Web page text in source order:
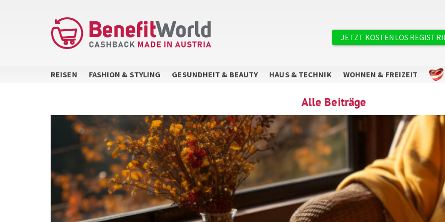
Benutzermenü
JETZT KOSTENLOS
REISEN FASHION & STYLING GESUNDHEIT & BEAUTY HAUS & TECHNIK WOHNEN & FREIZEIT
Alle Beiträge
Sie wollen keine Angebote mehr
verpassen?
Abonnieren Sie unseren Newsletter.